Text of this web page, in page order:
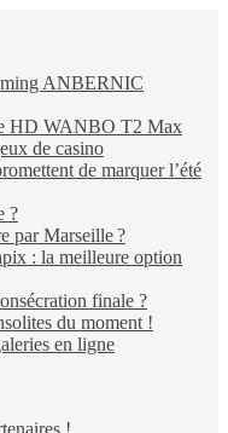
ANBERNIC
HD WANBO T2 Max
de casino
de marquer l’été
?
par Marseille ?
: la meilleure option
finale ?
du moment !
en ligne
!